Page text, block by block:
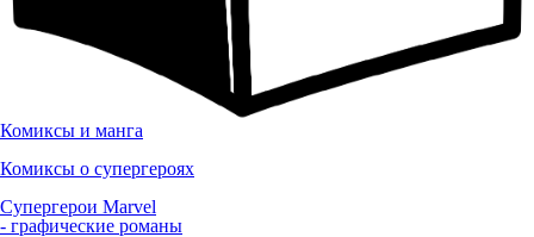
Комиксы и манга
Комиксы о супергероях
Супергерои Marvel
- графические романы